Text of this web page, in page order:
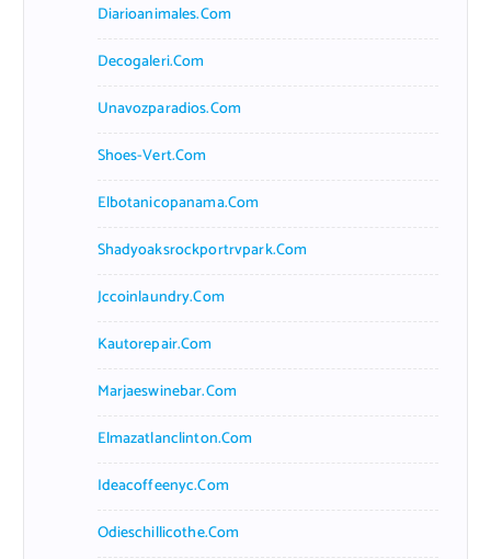
Diarioanimales.com
Decogaleri.com
Unavozparadios.com
Shoes-Vert.com
Elbotanicopanama.com
Shadyoaksrockportrvpark.com
Jccoinlaundry.com
Kautorepair.com
Marjaeswinebar.com
Elmazatlanclinton.com
Ideacoffeenyc.com
Odieschillicothe.com